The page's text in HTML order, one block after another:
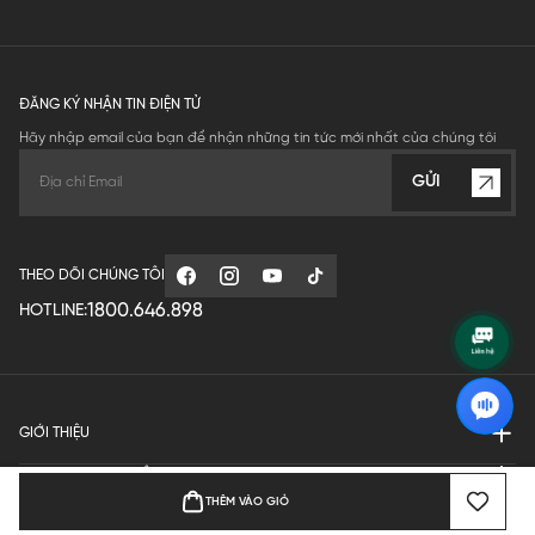
THÊM VÀO GIỎ
ĐĂNG KÝ NHẬN TIN ĐIỆN TỬ
Hãy nhập email của bạn để nhận những tin tức mới nhất của chúng tôi
GỬI
THEO DÕI CHÚNG TÔI
HOTLINE:1800.646.898
GIỚI THIỆU
QUY ĐỊNH HOẠT ĐỘNG